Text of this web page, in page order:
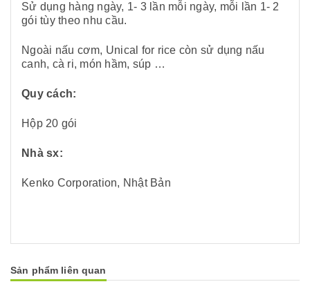
Sử dụng hàng ngày, 1- 3 lần mỗi ngày, mỗi lần 1- 2
gói tùy theo nhu cầu.
Ngoài nấu cơm, Unical for rice còn sử dụng nấu
canh, cà ri, món hầm, súp …
Quy cách:
Hộp 20 gói
Nhà sx:
Kenko Corporation, Nhật Bản
Sản phẩm liên quan